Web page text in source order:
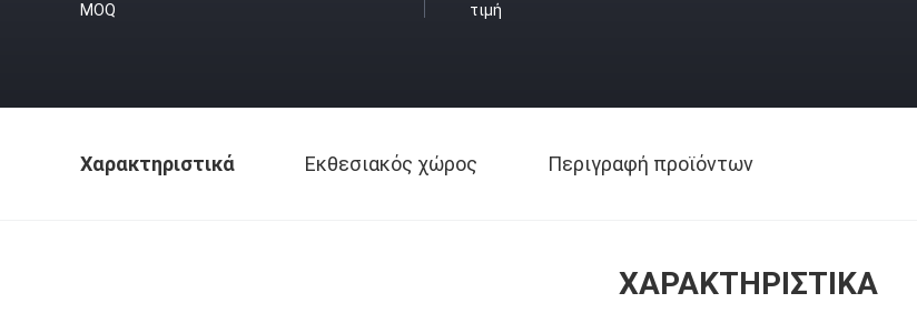
MOQ τιμή
Χαρακτηριστικά Εκθεσιακός χώρος Περιγραφή προϊόντων
ΧΑΡΑΚΤΗΡΙΣΤΙΚΆ